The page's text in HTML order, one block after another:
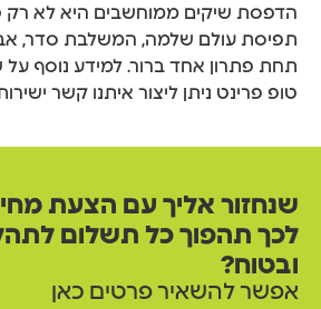
שנחזור אליך עם הצעת
לכך תהפוך כל תשלום
ובטוח?
אפשר להשאיר פרטים כאן
הדפסת שיקים ממוחשבים היא לא רק
תפיסת עולם שלמה, המשלבת סדר,
תחת פתרון אחד ברור. למידע נוסף
טופ פרינט ניתן ליצור איתנו קשר